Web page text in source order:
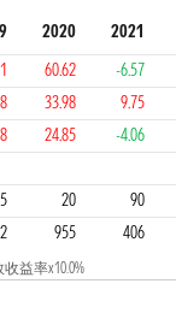
2020
2021
60.62
-6.57
33.98
9.75
24.85
-4.06
1 4 4
20
90
955 406
益率x10.0%